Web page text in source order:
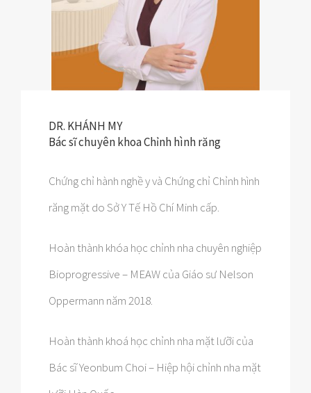
DR. KHÁNH MY
Bác sĩ chuyên khoa Chỉnh hình răng
Chứng chỉ hành nghề y và Chứng chỉ Chỉnh hình
răng mặt do Sở Y Tế Hồ Chí Minh cấp.
Hoàn thành khóa học chỉnh nha chuyên nghiệp
Bioprogressive – MEAW của Giáo sư Nelson
Oppermann năm 2018.
Hoàn thành khoá học chỉnh nha mặt lưỡi của
Bác sĩ Yeonbum Choi – Hiệp hội chỉnh nha mặt